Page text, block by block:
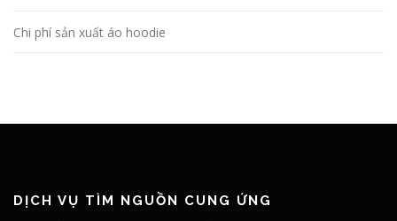
Chi phí sản xuất áo hoodie
DỊCH VỤ TÌM NGUỒN CUNG ỨNG